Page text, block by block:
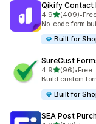
Qikify Contact
4.9별 5개 중
(409)
총 리뷰 409개
•
No-code form
Built for
SureCust
4.9별 5개 중
(96)
총 리뷰 96개
•Free
Build custom
Built for
SEA Post